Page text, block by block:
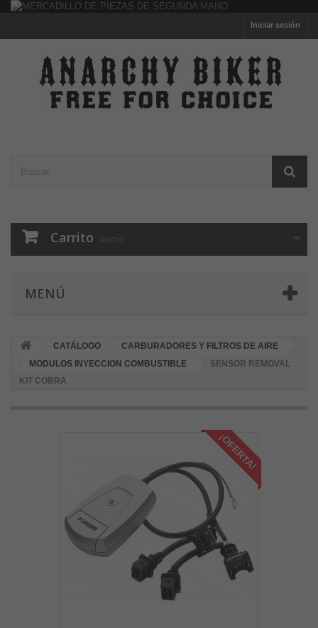
Iniciar sesión
Carrito vacío
MENÚ
CATÁLOGO
CARBURADORES Y FILTROS DE AIRE
MODULOS INYECCION COMBUSTIBLE
SENSOR REMOVAL
KIT COBRA
¡OFERTA!